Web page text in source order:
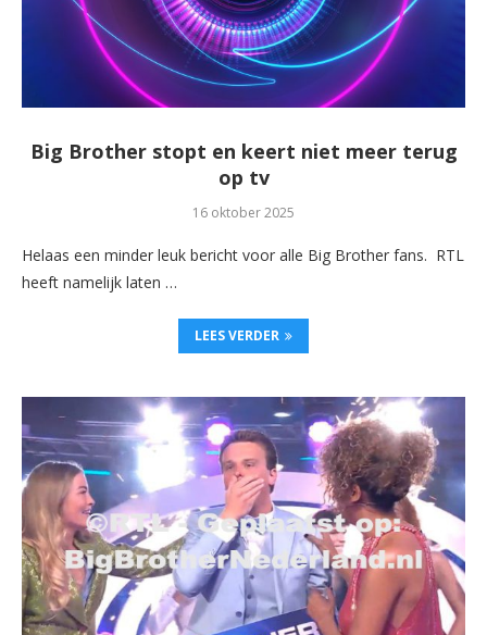
Big Brother stopt en keert niet meer terug
op tv
16 oktober 2025
Helaas een minder leuk bericht voor alle Big Brother fans. RTL
heeft namelijk laten …
LEES VERDER